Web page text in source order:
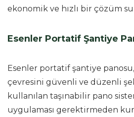
ekonomik ve hızlı bir çözüm
Esenler Portatif Şantiye
Esenler portatif şantiye panosu,
çevresini güvenli ve düzenli
kullanılan taşınabilir pano
uygulaması gerektirmeden